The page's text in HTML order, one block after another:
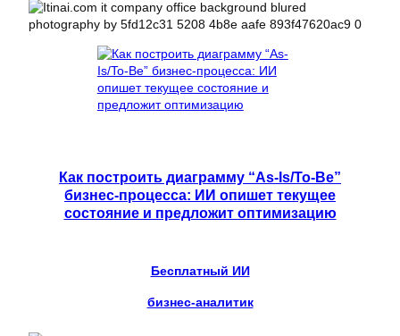
Как построить диаграмму “As-Is/To-Be”
бизнес-процесса: ИИ опишет текущее
состояние и предложит оптимизацию
Бесплатный ИИ
бизнес-аналитик